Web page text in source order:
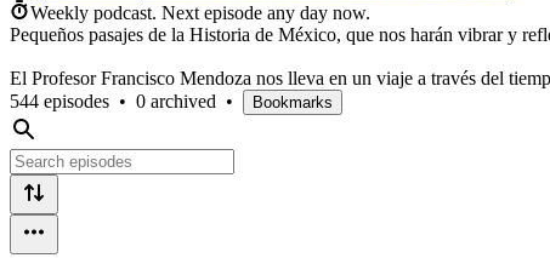
Weekly podcast. Next episode any day now.
Pequeños pasajes de la Historia de México, que nos harán vibrar y
El Profesor Francisco Mendoza nos lleva en un viaje a través del
544 episodes • 0 archived • Bookmarks